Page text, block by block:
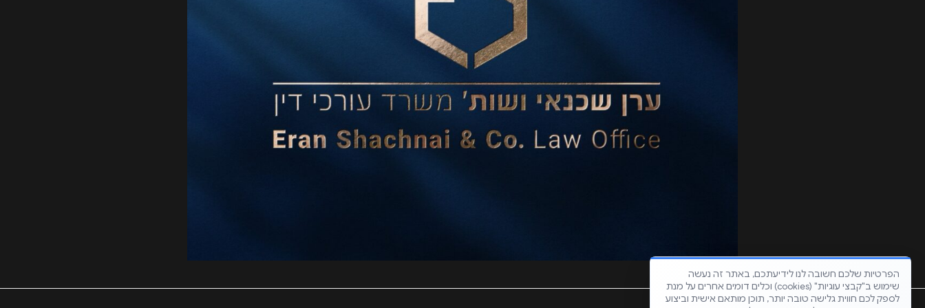
הפרטיות שלכם חשובה לנו לידיעתכם, באתר זה נעשה
שימוש ב"קבצי עוגיות" (cookies) וכלים דומים אחרים על מנת
לספק לכם חווית גלישה טובה יותר, תוכן מותאם אישית וביצוע